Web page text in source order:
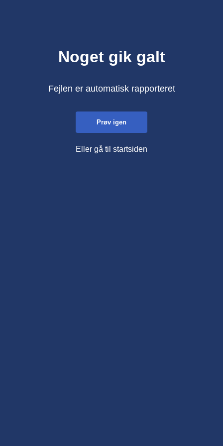
Noget gik galt
Fejlen er automatisk rapporteret
Prøv igen
Eller gå til startsiden